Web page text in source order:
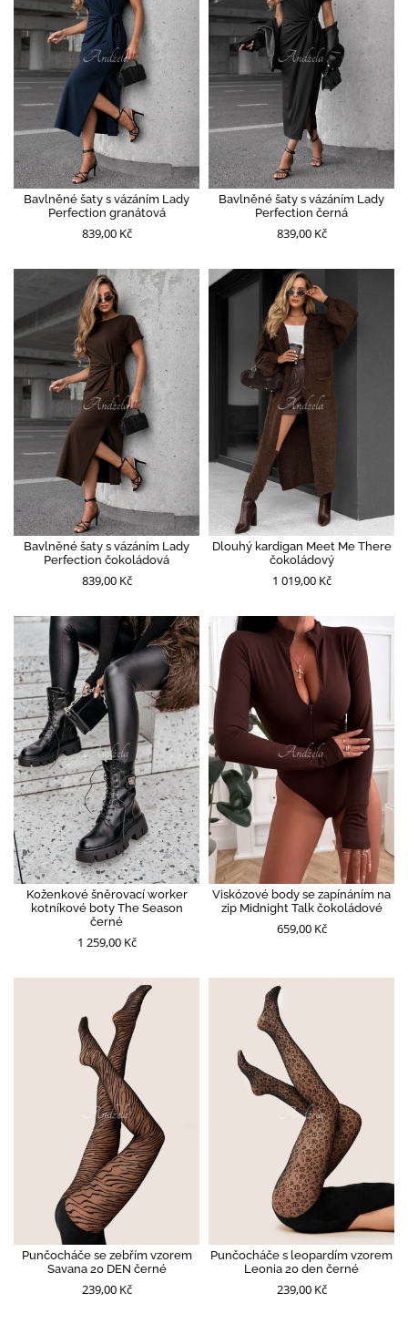
Bavlněné šaty s vázáním Lady
Perfection granátová
839,00 Kč
Bavlněné šaty s vázáním Lady
Perfection černá
839,00 Kč
Bavlněné šaty s vázáním Lady
Perfection čokoládová
839,00 Kč
Dlouhý kardigan Meet Me There
čokoládový
1 019,00 Kč
Koženkové šněrovací worker
kotníkové boty The Season
černé
1 259,00 Kč
Viskózové body se zapínáním na
zip Midnight Talk čokoládové
659,00 Kč
Punčocháče se zebřím vzorem
Savana 20 DEN černé
239,00 Kč
Punčocháče s leopardím vzorem
Leonia 20 den černé
239,00 Kč